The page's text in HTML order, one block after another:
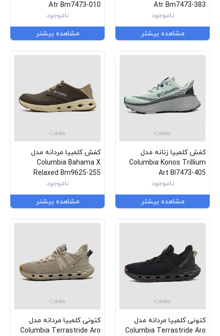
Atr Bm7473-383
ناموجود
مشاهده بیشتر
Atr Bm7473-010
ناموجود
مشاهده بیشتر
کفش کلمبیا زنانه مدل
Columbia Konos Trillium
Art Bl7473-405
ناموجود
مشاهده بیشتر
کفش کلمبیا مردانه مدل
Columbia Bahama X
Relaxed Bm9625-255
ناموجود
مشاهده بیشتر
کتونی کلمبیا مردانه مدل
Columbia Terrastride Aro
کتونی کلمبیا مردانه مدل
Columbia Terrastride Aro